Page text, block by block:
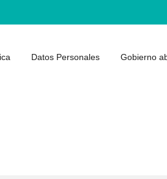
Datos Personales Gobierno